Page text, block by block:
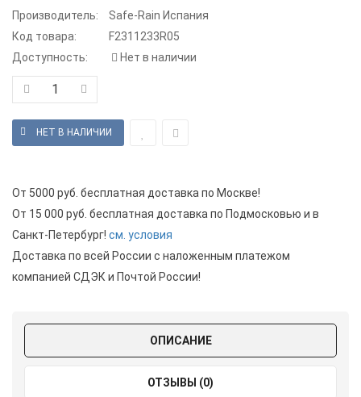
Производитель:
Safe-Rain Испания
Код товара:
F2311233R05
Доступность:
Нет в наличии
От 5000 руб. бесплатная доставка по Москве!
От 15 000 руб. бесплатная доставка по Подмосковью и в
Санкт-Петербург! см. условия
Доставка по всей России с наложенным платежом
компанией СДЭК и Почтой России!
ОПИСАНИЕ
ОТЗЫВЫ (0)